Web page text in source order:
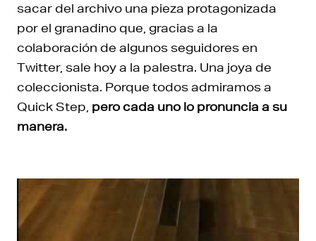
sacar del archivo una pieza protagonizada
por el granadino que, gracias a la
colaboración de algunos seguidores en
Twitter, sale hoy a la palestra. Una joya de
coleccionista. Porque todos admiramos a
Quick Step, pero cada uno lo pronuncia a su
manera.